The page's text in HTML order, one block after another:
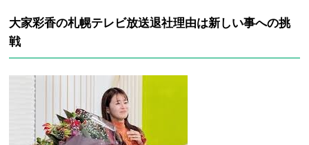
大家彩香の札幌テレビ放送退社理由は新しい事への挑
戦